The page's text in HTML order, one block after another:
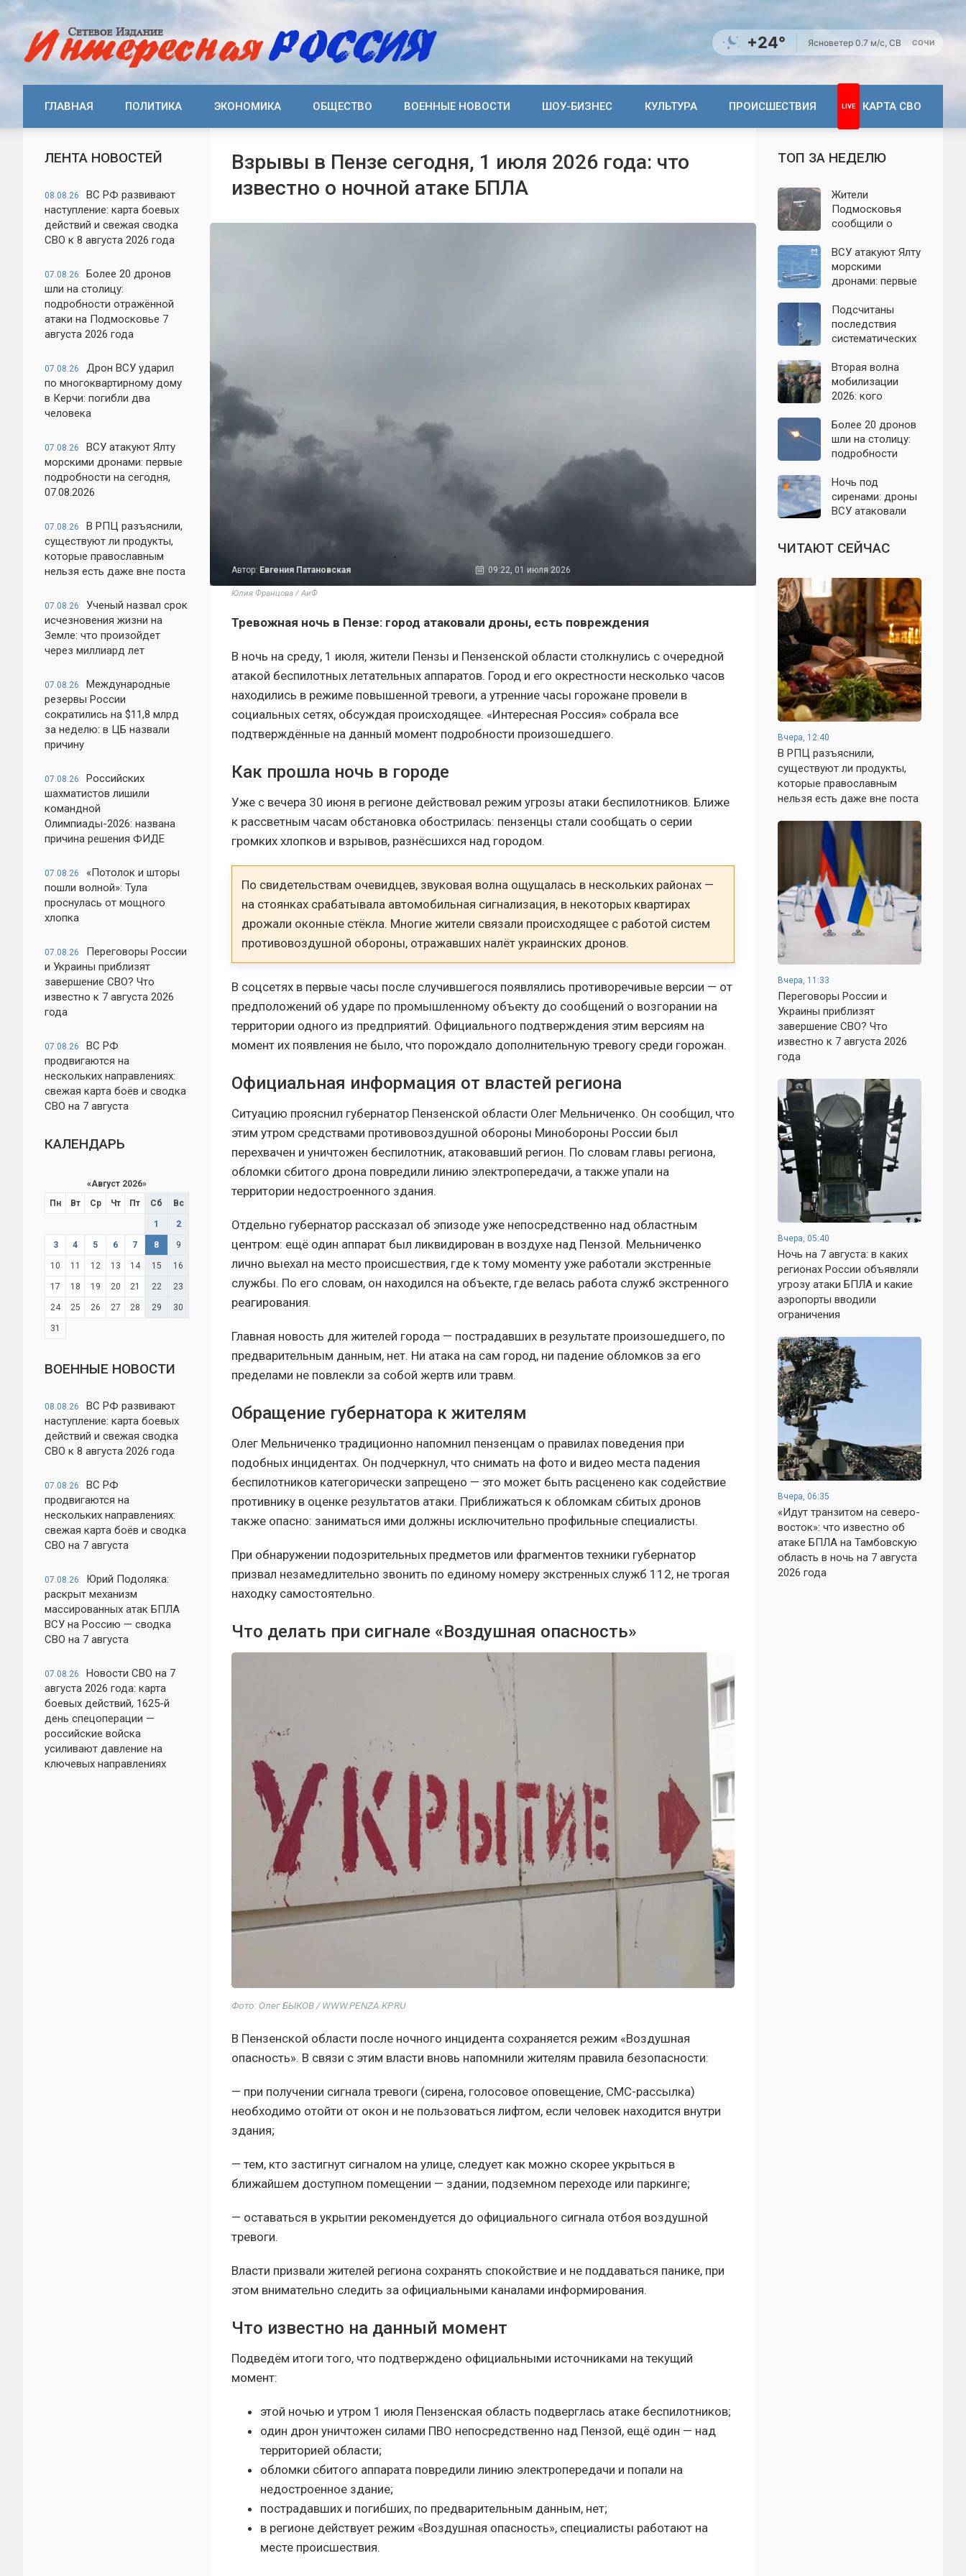
+24° Ясноветер 0.7 м/с, СВ СОЧИ
ГЛАВНАЯ ПОЛИТИКА ЭКОНОМИКА ОБЩЕСТВО ВОЕННЫЕ НОВОСТИ ШОУ-БИЗНЕС КУЛЬТУРА ПРОИСШЕСТВИЯ КАРТА СВО
ЛЕНТА НОВОСТЕЙ
08.08.26
ВС РФ развивают
наступление: карта боевых
действий и свежая сводка
СВО к 8 августа 2026 года
07.08.26
Более 20 дронов
шли на столицу:
подробности отражённой
атаки на Подмосковье 7
августа 2026 года
07.08.26
Дрон ВСУ ударил
по многоквартирному дому
в Керчи: погибли два
человека
07.08.26
ВСУ атакуют Ялту
морскими дронами: первые
подробности на сегодня,
07.08.2026
07.08.26
В РПЦ разъяснили,
существуют ли продукты,
которые православным
нельзя есть даже вне поста
07.08.26
Ученый назвал срок
исчезновения жизни на
Земле: что произойдет
через миллиард лет
07.08.26
Международные
резервы России
сократились на $11,8 млрд
за неделю: в ЦБ назвали
причину
07.08.26
Российских
шахматистов лишили
командной
Олимпиады-2026: названа
причина решения ФИДЕ
07.08.26
«Потолок и шторы
пошли волной»: Тула
проснулась от мощного
хлопка
07.08.26
Переговоры России
и Украины приблизят
завершение СВО? Что
известно к 7 августа 2026
года
07.08.26
ВС РФ
продвигаются на
нескольких направлениях:
свежая карта боёв и сводка
СВО на 7 августа
КАЛЕНДАРЬ
«Август 2026»
Пн
Вт Ср Чт Пт Сб Вс
1 2
3 4 5 6 7 8 9
10 11 12 13 14 15 16
17 18 19 20 21 22 23
24 25 26 27 28 29 30
31
ВОЕННЫЕ НОВОСТИ
08.08.26
ВС РФ развивают
наступление: карта боевых
действий и свежая сводка
СВО к 8 августа 2026 года
07.08.26
ВС РФ
продвигаются на
нескольких направлениях:
свежая карта боёв и сводка
СВО на 7 августа
07.08.26
Юрий Подоляка:
раскрыт механизм
массированных атак БПЛА
ВСУ на Россию — сводка
СВО на 7 августа
07.08.26
Новости СВО на 7
августа 2026 года: карта
боевых действий, 1625-й
день спецоперации —
российские войска
усиливают давление на
ключевых направлениях
Взрывы в Пензе сегодня, 1 июля 2026 года: что
известно о ночной атаке БПЛА
Автор: Евгения Патановская 09:22, 01 июля 2026
Юлия Францова / АиФ
Тревожная ночь в Пензе: город атаковали дроны, есть повреждения
В ночь на среду, 1 июля, жители Пензы и Пензенской области столкнулись с очередной
атакой беспилотных летательных аппаратов. Город и его окрестности несколько часов
находились в режиме повышенной тревоги, а утренние часы горожане провели в
социальных сетях, обсуждая происходящее. «Интересная Россия» собрала все
подтверждённые на данный момент подробности произошедшего.
Как прошла ночь в городе
Уже с вечера 30 июня в регионе действовал режим угрозы атаки беспилотников. Ближе
к рассветным часам обстановка обострилась: пензенцы стали сообщать о серии
громких хлопков и взрывов, разнёсшихся над городом.
По свидетельствам очевидцев, звуковая волна ощущалась в нескольких районах —
на стоянках срабатывала автомобильная сигнализация, в некоторых квартирах
дрожали оконные стёкла. Многие жители связали происходящее с работой систем
противовоздушной обороны, отражавших налёт украинских дронов.
В соцсетях в первые часы после случившегося появлялись противоречивые версии — от
предположений об ударе по промышленному объекту до сообщений о возгорании на
территории одного из предприятий. Официального подтверждения этим версиям на
момент их появления не было, что порождало дополнительную тревогу среди горожан.
Официальная информация от властей региона
Ситуацию прояснил губернатор Пензенской области Олег Мельниченко. Он сообщил, что
этим утром средствами противовоздушной обороны Минобороны России был
перехвачен и уничтожен беспилотник, атаковавший регион. По словам главы региона,
обломки сбитого дрона повредили линию электропередачи, а также упали на
территории недостроенного здания.
Отдельно губернатор рассказал об эпизоде уже непосредственно над областным
центром: ещё один аппарат был ликвидирован в воздухе над Пензой. Мельниченко
лично выехал на место происшествия, где к тому моменту уже работали экстренные
службы. По его словам, он находился на объекте, где велась работа служб экстренного
реагирования.
Главная новость для жителей города — пострадавших в результате произошедшего, по
предварительным данным, нет. Ни атака на сам город, ни падение обломков за его
пределами не повлекли за собой жертв или травм.
Обращение губернатора к жителям
Олег Мельниченко традиционно напомнил пензенцам о правилах поведения при
подобных инцидентах. Он подчеркнул, что снимать на фото и видео места падения
беспилотников категорически запрещено — это может быть расценено как содействие
противнику в оценке результатов атаки. Приближаться к обломкам сбитых дронов
также опасно: заниматься ими должны исключительно профильные специалисты.
При обнаружении подозрительных предметов или фрагментов техники губернатор
призвал незамедлительно звонить по единому номеру экстренных служб 112, не трогая
находку самостоятельно.
Что делать при сигнале «Воздушная опасность»
Фото: Олег БЫКОВ / WWW.PENZA.KP.RU
В Пензенской области после ночного инцидента сохраняется режим «Воздушная
опасность». В связи с этим власти вновь напомнили жителям правила безопасности:
— при получении сигнала тревоги (сирена, голосовое оповещение, СМС-рассылка)
необходимо отойти от окон и не пользоваться лифтом, если человек находится внутри
здания;
— тем, кто застигнут сигналом на улице, следует как можно скорее укрыться в
ближайшем доступном помещении — здании, подземном переходе или паркинге;
— оставаться в укрытии рекомендуется до официального сигнала отбоя воздушной
тревоги.
Власти призвали жителей региона сохранять спокойствие и не поддаваться панике, при
этом внимательно следить за официальными каналами информирования.
Что известно на данный момент
Подведём итоги того, что подтверждено официальными источниками на текущий
момент:
этой ночью и утром 1 июля Пензенская область подверглась атаке беспилотников;
один дрон уничтожен силами ПВО непосредственно над Пензой, ещё один — над
территорией области;
обломки сбитого аппарата повредили линию электропередачи и попали на
недостроенное здание;
пострадавших и погибших, по предварительным данным, нет;
в регионе действует режим «Воздушная опасность», специалисты работают на
месте происшествия.
ТОП ЗА НЕДЕЛЮ
Жители
Подмосковья
сообщили о
обнародованы
подробности о
налёте
августа
ВСУ атакуют Ялту
морскими
дронами: первые
сегодня,
07.08.2026
Подсчитаны
последствия
систематических
Ленинградскую
область: что
известно к 7
Вторая волна
мобилизации
2026: кого
ли реальные
признаки
Более 20 дронов
шли на столицу:
подробности
атаки на
Подмосковье 7
августа 2026 года
Ночь под
сиренами: дроны
ВСУ атаковали
Евпаторию и
район Сакской
ЧИТАЮТ СЕЙЧАС
Вчера, 12:40
В РПЦ разъяснили,
существуют ли продукты,
которые православным
нельзя есть даже вне поста
Вчера, 11:33
Переговоры России и
Украины приблизят
завершение СВО? Что
известно к 7 августа 2026
года
Вчера, 05:40
Ночь на 7 августа: в каких
регионах России объявляли
угрозу атаки БПЛА и какие
аэропорты вводили
ограничения
Вчера, 06:35
«Идут транзитом на северо-
восток»: что известно об
атаке БПЛА на Тамбовскую
область в ночь на 7 августа
2026 года